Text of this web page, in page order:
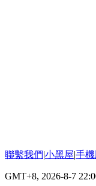
聯繫我們|小黑屋|手機
GMT+8, 2026-8-7